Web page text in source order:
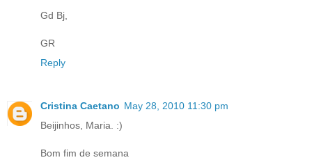
Gd Bj,
GR
Reply
Cristina Caetano May 28, 2010 11:30 pm
Beijinhos, Maria. :)
Bom fim de semana